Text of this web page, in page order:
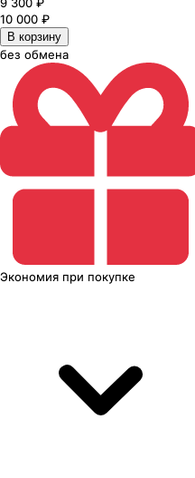
10 000 ₽
В корзину
без обмена
Экономия при покупке